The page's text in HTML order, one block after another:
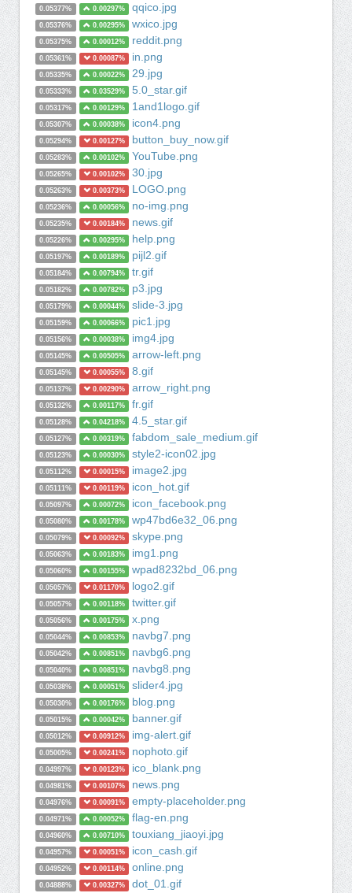
0.05377% 0.00297% qqico.jpg
0.05376% 0.00295% wxico.jpg
0.05375% 0.00012% reddit.png
0.05361% 0.00087% in.png
0.05335% 0.00022% 29.jpg
0.05333% 0.03529% 5.0_star.gif
0.05317% 0.00129% 1and1logo.gif
0.05307% 0.00038% icon4.png
0.05294% 0.00127% button_buy_now.gif
0.05283% 0.00102% YouTube.png
0.05265% 0.00102% 30.jpg
0.05263% 0.00373% LOGO.png
0.05236% 0.00056% no-img.png
0.05235% 0.00184% news.gif
0.05226% 0.00295% help.png
0.05197% 0.00189% pijl2.gif
0.05184% 0.00794% tr.gif
0.05182% 0.00782% p3.jpg
0.05179% 0.00044% slide-3.jpg
0.05159% 0.00066% pic1.jpg
0.05156% 0.00038% img4.jpg
0.05145% 0.00505% arrow-left.png
0.05145% 0.00055% 8.gif
0.05137% 0.00290% arrow_right.png
0.05132% 0.00117% fr.gif
0.05128% 0.04218% 4.5_star.gif
0.05127% 0.00319% fabdom_sale_medium.gif
0.05123% 0.00030% style2-icon02.jpg
0.05112% 0.00015% image2.jpg
0.05111% 0.00119% icon_hot.gif
0.05097% 0.00072% icon_facebook.png
0.05080% 0.00178% wp47bd6e32_06.png
0.05079% 0.00092% skype.png
0.05063% 0.00183% img1.png
0.05060% 0.00155% wpad8232bd_06.png
0.05057% 0.01170% logo2.gif
0.05057% 0.00118% twitter.gif
0.05056% 0.00175% x.png
0.05044% 0.00853% navbg7.png
0.05042% 0.00851% navbg6.png
0.05040% 0.00851% navbg8.png
0.05038% 0.00051% slider4.jpg
0.05030% 0.00176% blog.png
0.05015% 0.00042% banner.gif
0.05012% 0.00912% img-alert.gif
0.05005% 0.00241% nophoto.gif
0.04997% 0.00123% ico_blank.png
0.04981% 0.00107% news.png
0.04976% 0.00091% empty-placeholder.png
0.04971% 0.00052% flag-en.png
0.04960% 0.00710% touxiang_jiaoyi.jpg
0.04957% 0.00051% icon_cash.gif
0.04952% 0.00114% online.png
0.04888% 0.00327% dot_01.gif